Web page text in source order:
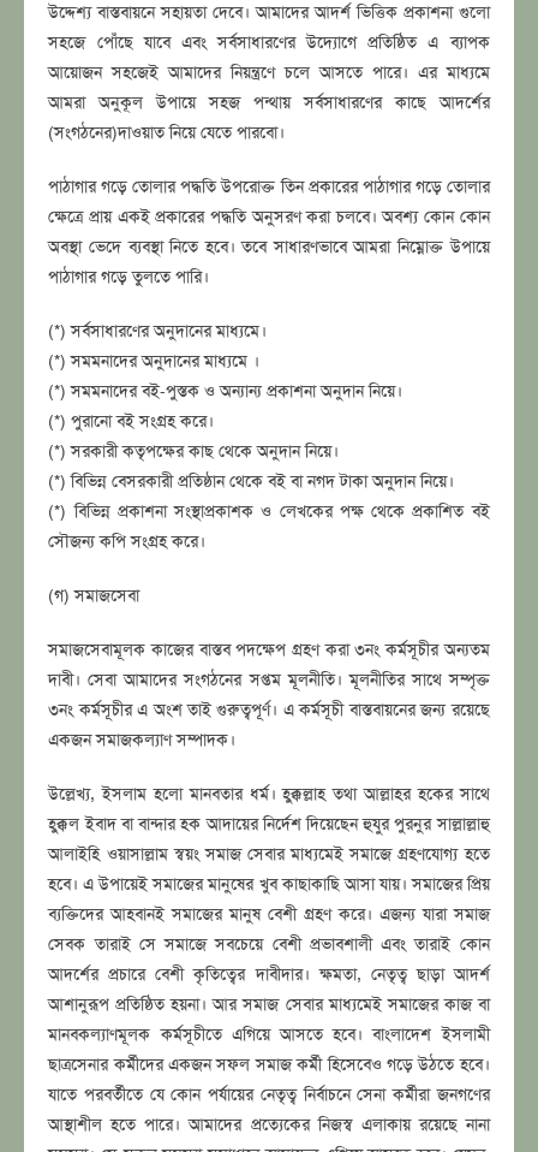
উদ্দেশ্য বাস্তবায়নে সহায়তা দেবে। আমাদের আদর্শ ভিত্তিক প্রকাশনা গুলো
সহজে পোঁছে যাবে এবং সর্বসাধারণের উদ্যোগে প্রতিষ্ঠিত এ ব্যাপক
আয়োজন সহজেই আমাদের নিয়ন্ত্রণে চলে আসতে পারে। এর মাধ্যমে
আমরা অনুকূল উপায়ে সহজ পন্থায় সর্বসাধারণের কাছে আদর্শের
(সংগঠনের)দাওয়াত নিয়ে যেতে পারবো।
পাঠাগার গড়ে তোলার পদ্ধতি উপরোক্ত তিন প্রকারের পাঠাগার গড়ে তোলার
ক্ষেত্রে প্রায় একই প্রকারের পদ্ধতি অনুসরণ করা চলবে। অবশ্য কোন কোন
অবস্থা ভেদে ব্যবস্থা নিতে হবে। তবে সাধারণভাবে আমরা নিম্নোক্ত উপায়ে
পাঠাগার গড়ে তুলতে পারি।
(*) সর্বসাধারণের অনুদানের মাধ্যমে।
(*) সমমনাদের অনুদানের মাধ্যমে ।
(*) সমমনাদের বই-পুস্তক ও অন্যান্য প্রকাশনা অনুদান নিয়ে।
(*) পুরানো বই সংগ্রহ করে।
(*) সরকারী কতৃপক্ষের কাছ থেকে অনুদান নিয়ে।
(*) বিভিন্ন বেসরকারী প্রতিষ্ঠান থেকে বই বা নগদ টাকা অনুদান নিয়ে।
(*) বিভিন্ন প্রকাশনা সংস্থাপ্রকাশক ও লেখকের পক্ষ থেকে প্রকাশিত বই
সৌজন্য কপি সংগ্রহ করে।
(গ) সমাজসেবা
সমাজসেবামূলক কাজের বাস্তব পদক্ষেপ গ্রহণ করা ৩নং কর্মসূচীর অন্যতম
দাবী। সেবা আমাদের সংগঠনের সপ্তম মূলনীতি। মূলনীতির সাথে সম্পৃক্ত
৩নং কর্মসূচীর এ অংশ তাই গুরুত্বপূর্ণ। এ কর্মসূচী বাস্তবায়নের জন্য রয়েছে
একজন সমাজকল্যাণ সম্পাদক।
উল্লেখ্য, ইসলাম হলো মানবতার ধর্ম। হক্কুল্লাহ তথা আল্লাহর হকের সাথে
হক্কুল ইবাদ বা বান্দার হক আদায়ের নির্দেশ দিয়েছেন হুযুর পুরনুর সাল্লাল্লাহু
আলাইহি ওয়াসাল্লাম স্বয়ং সমাজ সেবার মাধ্যমেই সমাজে গ্রহণযোগ্য হতে
হবে। এ উপায়েই সমাজের মানুষের খুব কাছাকাছি আসা যায়। সমাজের প্রিয়
ব্যক্তিদের আহবানই সমাজের মানুষ বেশী গ্রহণ করে। এজন্য যারা সমাজ
সেবক তারাই সে সমাজে সবচেয়ে বেশী প্রভাবশালী এবং তারাই কোন
আদর্শের প্রচারে বেশী কৃতিত্বের দাবীদার। ক্ষমতা, নেতৃত্ব ছাড়া আদর্শ
আশানুরূপ প্রতিষ্ঠিত হয়না। আর সমাজ সেবার মাধ্যমেই সমাজের কাজ বা
মানবকল্যাণমূলক কর্মসূচীতে এগিয়ে আসতে হবে। বাংলাদেশ ইসলামী
ছাত্রসেনার কর্মীদের একজন সফল সমাজ কর্মী হিসেবেও গড়ে উঠতে হবে।
যাতে পরবর্তীতে যে কোন পর্যায়ের নেতৃত্ব নির্বাচনে সেনা কর্মীরা জনগণের
আস্থাশীল হতে পারে। আমাদের প্রত্যেকের নিজস্ব এলাকায় রয়েছে নানা